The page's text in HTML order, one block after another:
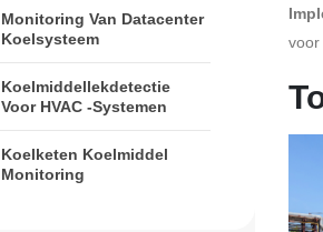
Monitoring Van Datacenter
Koelsysteem
Koelmiddellekdetectie
Voor HVAC -systemen
Koelketen Koelmiddel
Monitoring
voor